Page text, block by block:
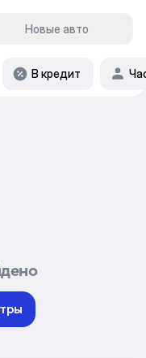
Новые авто
В кредит